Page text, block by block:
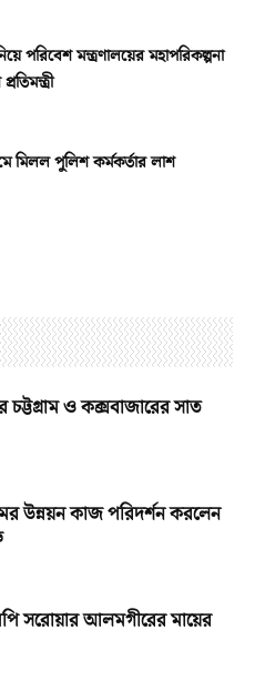
পরিবেশ মন্ত্রণালয়ের মহাপরিকল্পনা
মিলল পুলিশ কর্মকর্তার লাশ
চট্টগ্রাম ও কক্সবাজারের সাত
উন্নয়ন কাজ পরিদর্শন করলেন
সরোয়ার আলমগীরের মায়ের